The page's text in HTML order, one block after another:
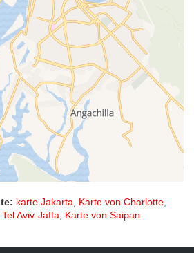
karte Jakarta, Karte von Charlotte,
Aviv-Jaffa, Karte von Saipan